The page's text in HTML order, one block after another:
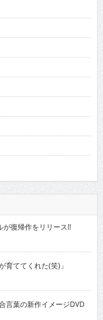
が復帰作をリリース!!
ててくれた(笑)」
言葉の新作イメージDVD